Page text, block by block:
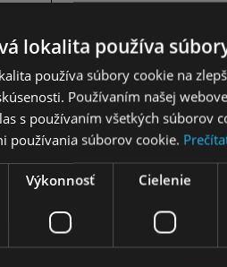
1
3-
Shimano
Cyklón CTL-3-
Hliníkové
lokalita používa
používa súbory cookie na
Používaním našej
s používaním všetkých súborov
používania súborov cookie.
Výkonnosť Cielenie